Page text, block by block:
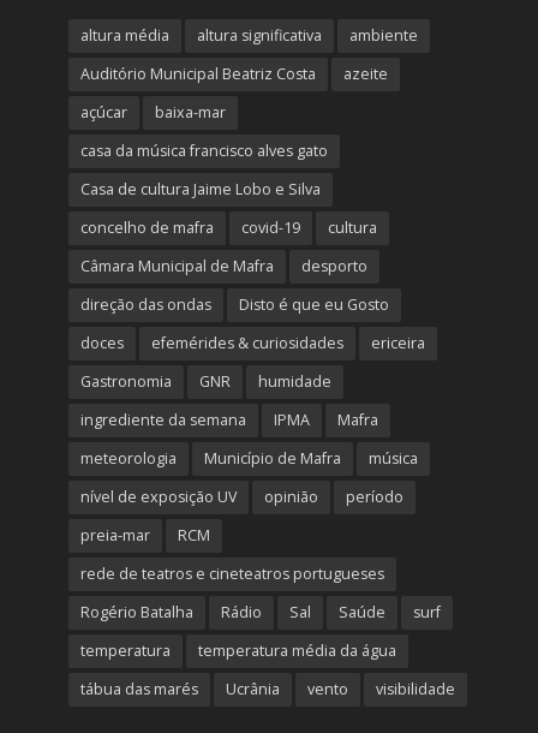
altura média altura significativa
ambiente
Auditório Municipal Beatriz Costa
azeite
açúcar
baixa-mar
casa da música francisco alves gato
Casa de cultura Jaime Lobo e Silva
concelho de mafra
covid-19
cultura
Câmara Municipal de Mafra
desporto
direção das ondas
Disto é que eu Gosto
doces
efemérides & curiosidades
ericeira
Gastronomia
GNR
humidade
ingrediente da semana
IPMA
Mafra
meteorologia
Município de Mafra
música
nível de exposição UV
opinião
período
preia-mar
RCM
rede de teatros e cineteatros portugueses
Rogério Batalha
Rádio Sal Saúde
surf
temperatura
temperatura média da água
tábua das marés
Ucrânia vento visibilidade